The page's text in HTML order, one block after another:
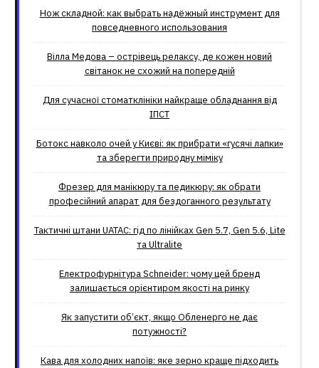
Нож складной: как выбрать надёжный инструмент для
повседневного использования
Вілла Медова – острівець релаксу, де кожен новий
світанок не схожий на попередній
Для сучасної стоматклініки найкраще обладнання від
ІПСТ
Ботокс навколо очей у Києві: як прибрати «гусячі лапки»
та зберегти природну міміку
Фрезер для манікюру та педикюру: як обрати
професійний апарат для бездоганного результату
Тактичні штани UATAC: гід по лінійках Gen 5.7, Gen 5.6, Lite
та Ultralite
Електрофурнітура Schneider: чому цей бренд
залишається орієнтиром якості на ринку
Як запустити об’єкт, якщо Обленерго не дає
потужності?
Кава для холодних напоїв: яке зерно краще підходить